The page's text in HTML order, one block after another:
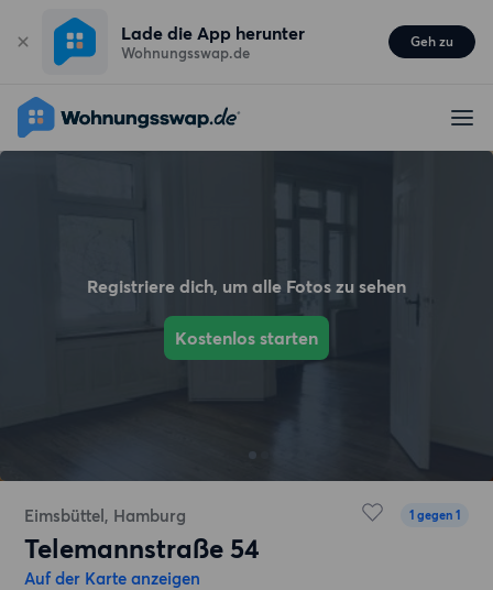
Lade die App herunter
Wohnungsswap.de
Geh zu
Registriere dich, um alle Fotos zu sehen
Kostenlos starten
Eimsbüttel, Hamburg 1 gegen 1
Telemannstraße 54
Auf der Karte anzeigen